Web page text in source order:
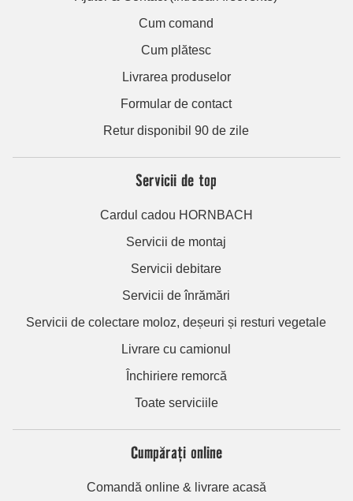
Cum comand
Cum plătesc
Livrarea produselor
Formular de contact
Retur disponibil 90 de zile
Servicii de top
Cardul cadou HORNBACH
Servicii de montaj
Servicii debitare
Servicii de înrămări
Servicii de colectare moloz, deșeuri și resturi vegetale
Livrare cu camionul
Închiriere remorcă
Toate serviciile
Cumpărați online
Comandă online & livrare acasă